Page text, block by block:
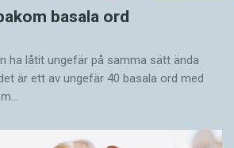
basala ord
ha låtit ungefär på samma sätt ända
är ett av ungefär 40 basala ord med